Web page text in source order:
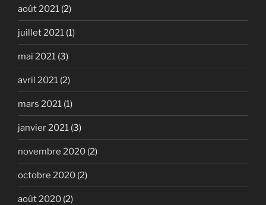
août 2021 (2)
juillet 2021 (1)
mai 2021 (3)
avril 2021 (2)
mars 2021 (1)
janvier 2021 (3)
novembre 2020 (2)
octobre 2020 (2)
août 2020 (2)